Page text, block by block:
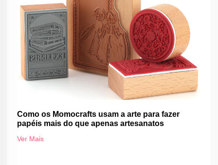
Como os Momocrafts usam a arte para fazer
papéis mais do que apenas artesanatos
Ver Mais